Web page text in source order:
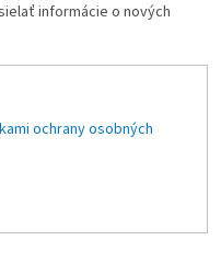
informácie o nových
ochrany osobných